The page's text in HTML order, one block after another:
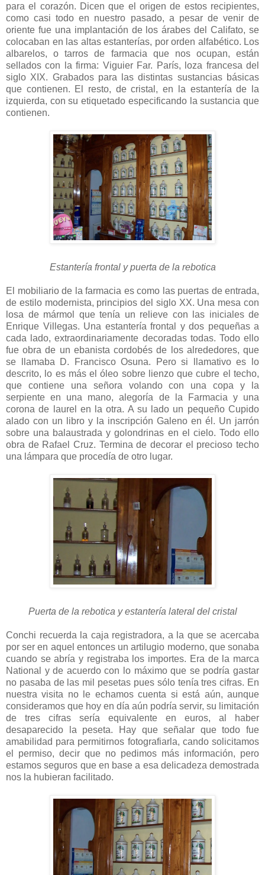
para el corazón. Dicen que el origen de estos recipientes,
como casi todo en nuestro pasado, a pesar de venir de
oriente fue una implantación de los árabes del Califato, se
colocaban en las altas estanterías, por orden alfabético. Los
albarelos, o tarros de farmacia que nos ocupan, están
sellados con la firma: Viguier Far. París, loza francesa del
siglo XIX. Grabados para las distintas sustancias básicas
que contienen. El resto, de cristal, en la estantería de la
izquierda, con su etiquetado especificando la sustancia que
contienen.
Estantería frontal y puerta de la rebotica
El mobiliario de la farmacia es como las puertas de entrada,
de estilo modernista, principios del siglo XX. Una mesa con
losa de mármol que tenía un relieve con las iniciales de
Enrique Villegas. Una estantería frontal y dos pequeñas a
cada lado, extraordinariamente decoradas todas. Todo ello
fue obra de un ebanista cordobés de los alrededores, que
se llamaba D. Francisco Osuna. Pero si llamativo es lo
descrito, lo es más el óleo sobre lienzo que cubre el techo,
que contiene una señora volando con una copa y la
serpiente en una mano, alegoría de la Farmacia y una
corona de laurel en la otra. A su lado un pequeño Cupido
alado con un libro y la inscripción Galeno en él. Un jarrón
sobre una balaustrada y golondrinas en el cielo. Todo ello
obra de Rafael Cruz. Termina de decorar el precioso techo
una lámpara que procedía de otro lugar.
Puerta de la rebotica y estantería lateral del cristal
Conchi recuerda la caja registradora, a la que se acercaba
por ser en aquel entonces un artilugio moderno, que sonaba
cuando se abría y registraba los importes. Era de la marca
National y de acuerdo con lo máximo que se podría gastar
no pasaba de las mil pesetas pues sólo tenía tres cifras. En
nuestra visita no le echamos cuenta si está aún, aunque
consideramos que hoy en día aún podría servir, su limitación
de tres cifras sería equivalente en euros, al haber
desaparecido la peseta. Hay que señalar que todo fue
amabilidad para permitirnos fotografiarla, cando solicitamos
el permiso, decir que no pedimos más información, pero
estamos seguros que en base a esa delicadeza demostrada
nos la hubieran facilitado.